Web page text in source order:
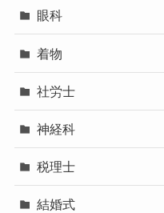
眼科
着物
社労士
神経科
税理士
結婚式